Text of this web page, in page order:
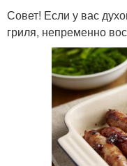
Совет! Если у вас
гриля, непременно